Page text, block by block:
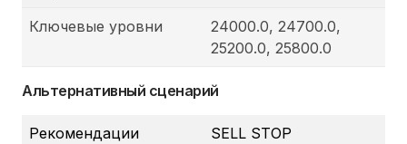
Ключевые уровни
24000.0, 24700.0,
25200.0, 25800.0
Альтернативный сценарий
Рекомендации SELL STOP